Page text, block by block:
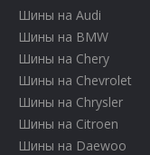
Шины на Audi
Шины на BMW
Шины на Chery
Шины на Chevrolet
Шины на Chrysler
Шины на Citroen
Шины на Daewoo